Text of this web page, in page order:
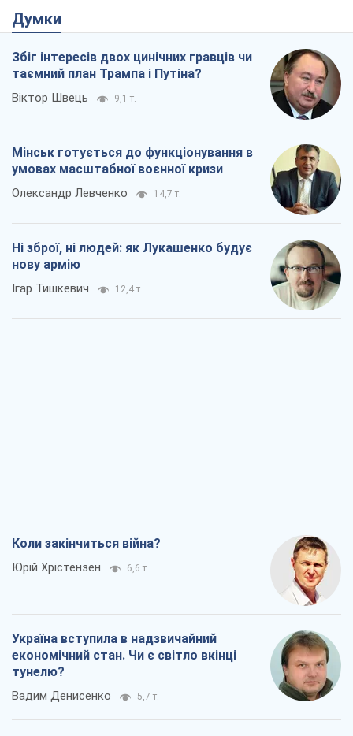
Думки
Збіг інтересів двох цинічних гравців чи
таємний план Трампа і Путіна?
Віктор Швець 9,1 т.
Мінськ готується до функціонування в
умовах масштабної воєнної кризи
Олександр Левченко 14,7 т.
Ні зброї, ні людей: як Лукашенко будує
нову армію
Ігар Тишкевич 12,4 т.
Коли закінчиться війна?
Юрій Хрістензен 6,6 т.
Україна вступила в надзвичайний
економічний стан. Чи є світло вкінці
тунелю?
Вадим Денисенко 5,7 т.